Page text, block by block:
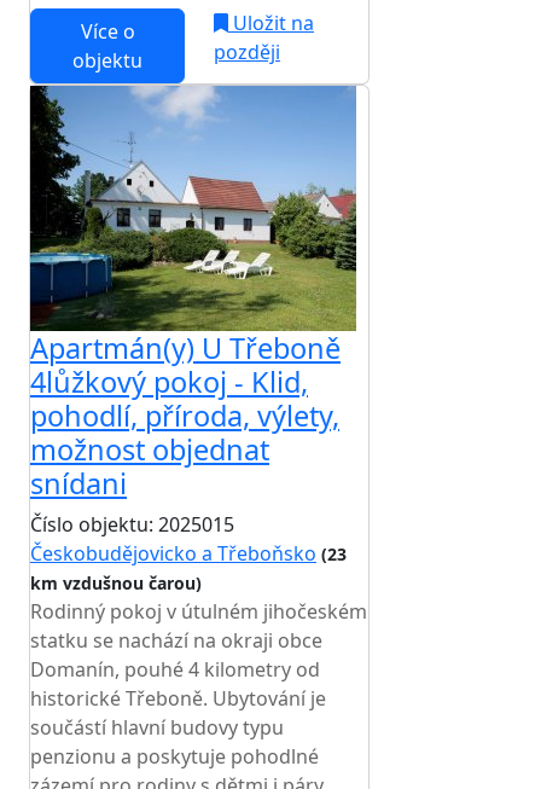
Více o
objektu
Uložit na
později
Apartmán(y) U Třeboně
4lůžkový pokoj - Klid,
pohodlí, příroda, výlety,
možnost objednat
snídani
Číslo objektu: 2025015
Českobudějovicko a Třeboňsko (23
km vzdušnou čarou)
Rodinný pokoj v útulném jihočeském
statku se nachází na okraji obce
Domanín, pouhé 4 kilometry od
historické Třeboně. Ubytování je
součástí hlavní budovy typu
penzionu a poskytuje pohodlné